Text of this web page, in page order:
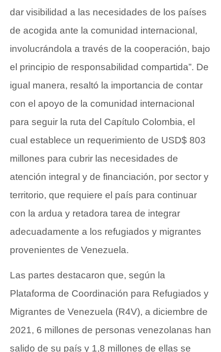
dar visibilidad a las necesidades de los países
de acogida ante la comunidad internacional,
involucrándola a través de la cooperación, bajo
el principio de responsabilidad compartida”. De
igual manera, resaltó la importancia de contar
con el apoyo de la comunidad internacional
para seguir la ruta del Capítulo Colombia, el
cual establece un requerimiento de USD$ 803
millones para cubrir las necesidades de
atención integral y de financiación, por sector y
territorio, que requiere el país para continuar
con la ardua y retadora tarea de integrar
adecuadamente a los refugiados y migrantes
provenientes de Venezuela.
Las partes destacaron que, según la
Plataforma de Coordinación para Refugiados y
Migrantes de Venezuela (R4V), a diciembre de
2021, 6 millones de personas venezolanas han
salido de su país y 1,8 millones de ellas se